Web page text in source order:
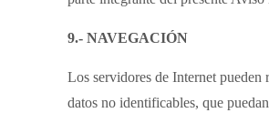
9.- NAVEGACIÓN
Los servidores de Internet pueden
datos no identificables, que